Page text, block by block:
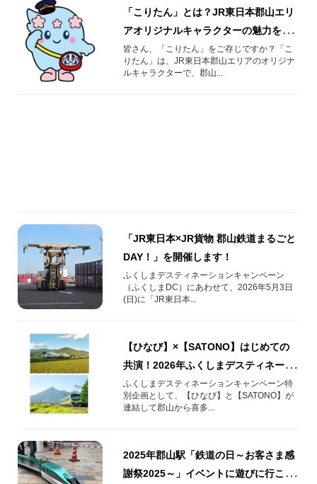
「こりたん」とは？JR東日本郡山エリ
アオリジナルキャラクターの魅力を紹
介！プロフィール・活動まとめ
皆さん、「こりたん」をご存じですか？「こ
りたん」は、JR東日本郡山エリアのオリジナ
ルキャラクターで、郡山...
「JR東日本×JR貨物 郡山鉄道まるごと
DAY！」を開催します！
ふくしまデスティネーションキャンペーン
（ふくしまDC）にあわせて、2026年5月3日
(日)に「JR東日本...
【ひなび】×【SATONO】はじめての
共演！2026年ふくしまデスティネーシ
ョンキャンペーン特別企画
ふくしまデスティネーションキャンペーン特
別企画として、【ひなび】と【SATONO】が
連結して郡山から喜多...
2025年郡山駅「鉄道の日～お客さま感
謝祭2025～」イベントに遊びに行こ